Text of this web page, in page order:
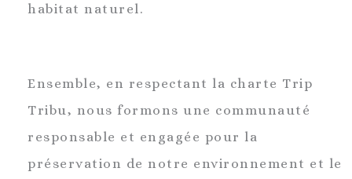
habitat naturel.
Ensemble, en respectant la charte Trip
Tribu, nous formons une communauté
responsable et engagée pour la
préservation de notre environnement et le